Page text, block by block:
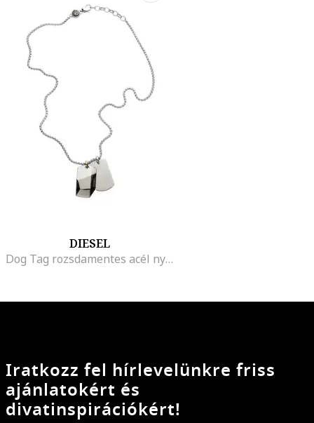
DIESEL
Dog Tag rozsdamentes acél nyaklánc dekoratív részletekkel
Iratkozz fel hírlevelünkre friss
ajánlatokért és
divatinspirációkért!